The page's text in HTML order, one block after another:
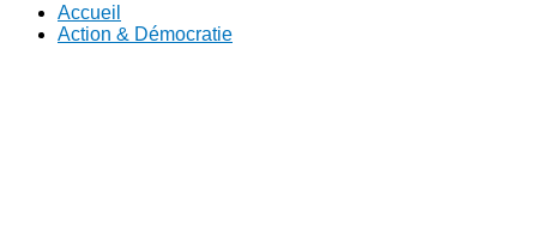
Accueil
Action & Démocratie